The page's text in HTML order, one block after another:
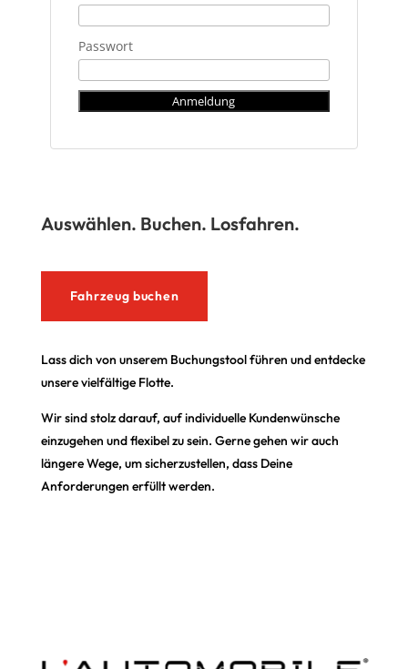
Passwort
Auswählen. Buchen. Losfahren.
Fahrzeug buchen
Lass dich von unserem Buchungstool führen und entdecke
unsere vielfältige Flotte.
Wir sind stolz darauf, auf individuelle Kundenwünsche
einzugehen und flexibel zu sein. Gerne gehen wir auch
längere Wege, um sicherzustellen, dass Deine
Anforderungen erfüllt werden.